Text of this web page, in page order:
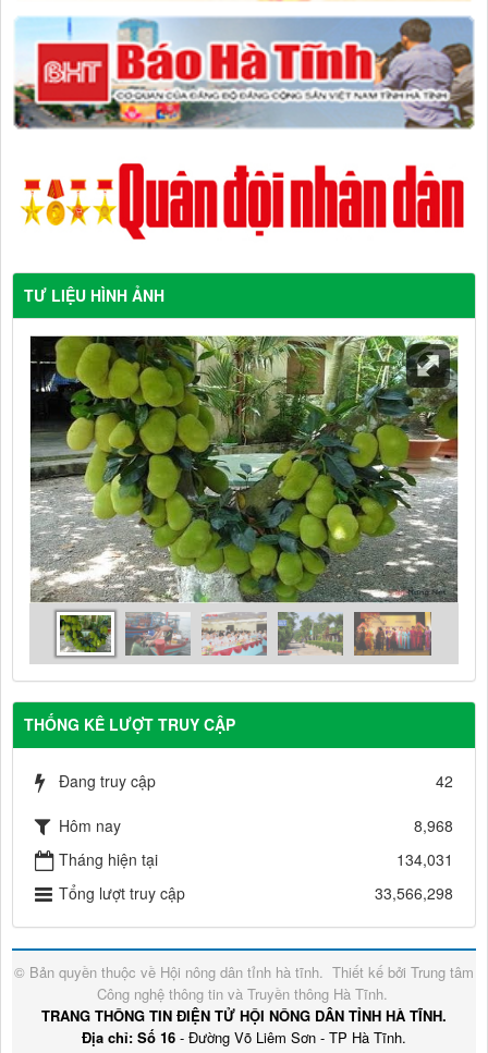
TƯ LIỆU HÌNH ẢNH
THỐNG KÊ LƯỢT TRUY CẬP
Đang truy cập 42
Hôm nay
8,968
Tháng hiện tại
134,031
Tổng lượt truy cập
33,566,298
© Bản quyền thuộc về Hội nông dân tỉnh hà tĩnh. Thiết kế bởi Trung tâm
Công nghệ thông tin và Truyền thông Hà Tĩnh.
TRANG THÔNG TIN ĐIỆN TỬ HỘI NÔNG DÂN TỈNH HÀ TĨNH.
Địa chỉ: Số 16 - Đường Võ Liêm Sơn - TP Hà Tĩnh.